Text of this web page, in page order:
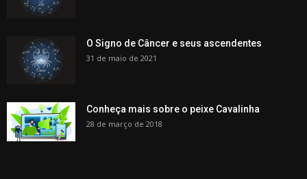
O Signo de Câncer e seus ascendentes
31 de maio de 2021
Conheça mais sobre o peixe Cavalinha
28 de março de 2018